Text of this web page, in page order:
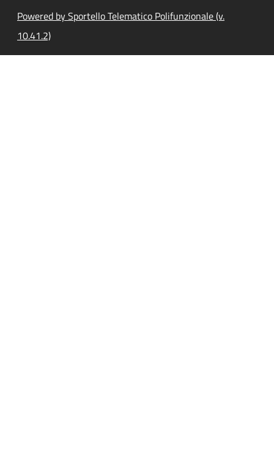
Powered by Sportello Telematico Polifunzionale (v.
10.41.2)